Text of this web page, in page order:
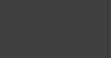
széles palettája
szőrtelenítés, smink.
Hyamatrix, Innovera,
közül választjuk ki a